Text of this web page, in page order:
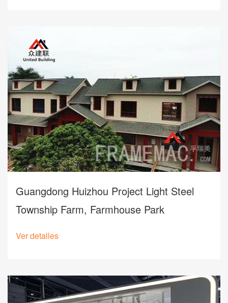
Guangdong Huizhou Project Light Steel
Township Farm, Farmhouse Park
Ver detalles